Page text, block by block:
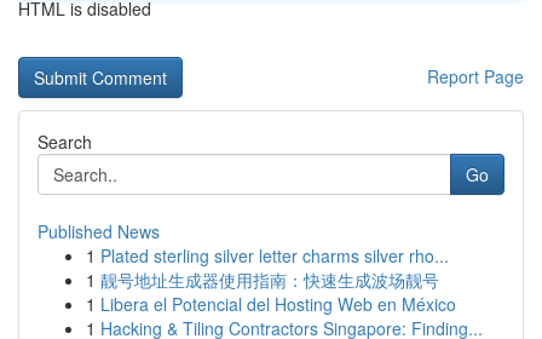
HTML is disabled
Report Page
Search
Go
Published News
1 Plated sterling silver letter charms silver rho...
1 靓号地址生成器使用指南：快速生成波场靓号
1 Libera el Potencial del Hosting Web en México
1 Hacking & Tiling Contractors Singapore: Finding...